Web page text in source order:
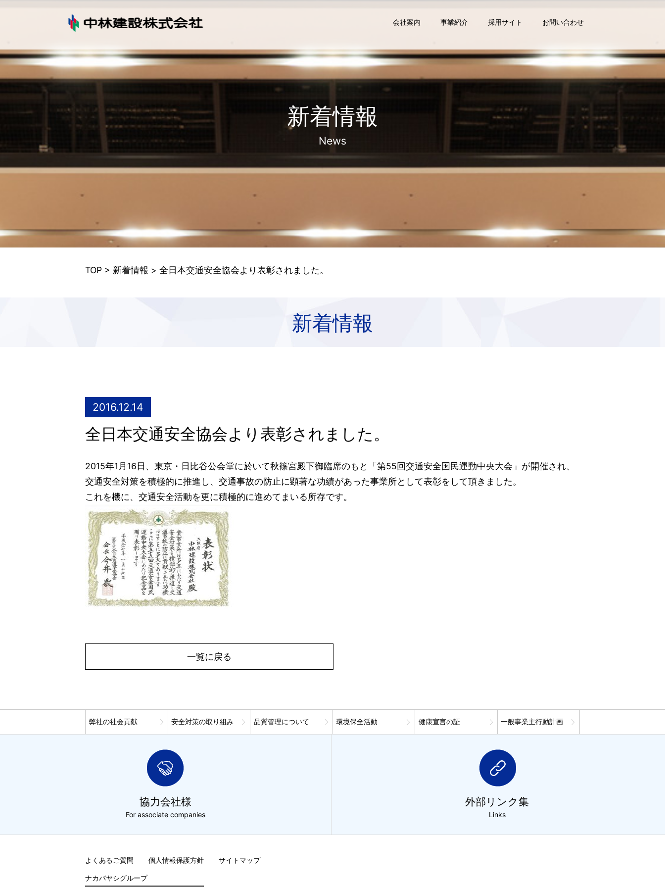
会社案内 事業紹介 採用サイト お問い合わせ
新着情報
News
TOP > 新着情報 > 全日本交通安全協会より表彰されました。
新着情報
2016.12.14
全日本交通安全協会より表彰されました。
2015年1月16日、東京・日比谷公会堂に於いて秋篠宮殿下御臨席のもと「第55回交通安全国民運動中央大会」が開催され、
交通安全対策を積極的に推進し、交通事故の防止に顕著な功績があった事業所として表彰をして頂きました。
これを機に、交通安全活動を更に積極的に進めてまいる所存です。
一覧に戻る
弊社の社会貢献 安全対策の取り組み 品質管理について 環境保全活動 健康宣言の証 一般事業主行動計画
協力会社様
For associate companies
外部リンク集
Links
よくあるご質問 個人情報保護方針 サイトマップ
ナカバヤシグループ